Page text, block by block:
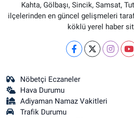
Kahta, Gölbaşı, Sincik, Samsat,
ilçelerinden en güncel gelişmeleri
köklü yerel haber
Nöbetçi Eczaneler
Hava Durumu
Adiyaman Namaz Vakitleri
Trafik Durumu